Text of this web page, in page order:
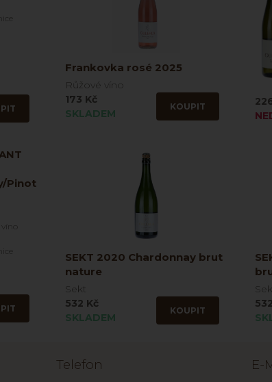
Frankovka rosé 2025
Růžové víno
173 Kč
SKLADEM
KOUPIT
Pinot
SEKT 2020 Chardonnay brut
nature
Sekt
532 Kč
SKLADEM
KOUPIT
Telefon E-